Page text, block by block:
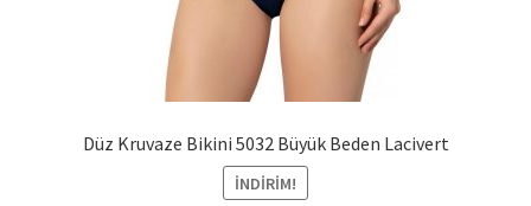
Düz Kruvaze Bikini 5032 Büyük Beden Lacivert
İNDIRIM!